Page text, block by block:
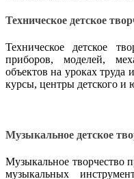
Техническое детское
Техническое детское
приборов, моделей,
объектов на уроках труда
курсы, центры детского и
Музыкальное детское
Музыкальное творчество
музыкальных